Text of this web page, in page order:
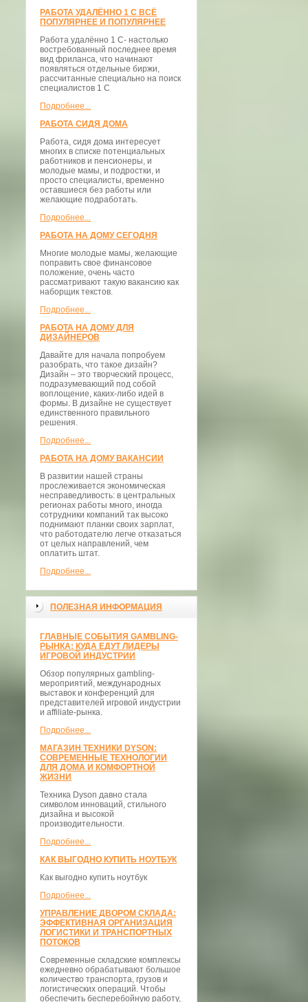
РАБОТА УДАЛЁННО 1 С ВСЁ
ПОПУЛЯРНЕЕ И ПОПУЛЯРНЕЕ
Работа удалённо 1 С- настолько
востребованный последнее время
вид фриланса, что начинают
появляться отдельные биржи,
рассчитанные специально на поиск
специалистов 1 С
Подробнее...
РАБОТА СИДЯ ДОМА
Работа, сидя дома интересует
многих в списке потенциальных
работников и пенсионеры, и
молодые мамы, и подростки, и
просто специалисты, временно
оставшиеся без работы или
желающие подработать.
Подробнее...
РАБОТА НА ДОМУ СЕГОДНЯ
Многие молодые мамы, желающие
поправить свое финансовое
положение, очень часто
рассматривают такую вакансию как
наборщик текстов.
Подробнее...
РАБОТА НА ДОМУ ДЛЯ
ДИЗАЙНЕРОВ
Давайте для начала попробуем
разобрать, что такое дизайн?
Дизайн – это творческий процесс,
подразумевающий под собой
воплощение, каких-либо идей в
формы. В дизайне не существует
единственного правильного
решения.
Подробнее...
РАБОТА НА ДОМУ ВАКАНСИИ
В развитии нашей страны
прослеживается экономическая
несправедливость: в центральных
регионах работы много, иногда
сотрудники компаний так высоко
поднимают планки своих зарплат,
что работодателю легче отказаться
от целых направлений, чем
оплатить штат.
Подробнее...
ПОЛЕЗНАЯ ИНФОРМАЦИЯ
ГЛАВНЫЕ СОБЫТИЯ GAMBLING-
РЫНКА: КУДА ЕДУТ ЛИДЕРЫ
ИГРОВОЙ ИНДУСТРИИ
Обзор популярных gambling-
мероприятий, международных
выставок и конференций для
представителей игровой индустрии
и affiliate-рынка.
Подробнее...
МАГАЗИН ТЕХНИКИ DYSON:
СОВРЕМЕННЫЕ ТЕХНОЛОГИИ
ДЛЯ ДОМА И КОМФОРТНОЙ
ЖИЗНИ
Техника Dyson давно стала
символом инноваций, стильного
дизайна и высокой
производительности.
Подробнее...
КАК ВЫГОДНО КУПИТЬ НОУТБУК
Как выгодно купить ноутбук
Подробнее...
УПРАВЛЕНИЕ ДВОРОМ СКЛАДА:
ЭФФЕКТИВНАЯ ОРГАНИЗАЦИЯ
ЛОГИСТИКИ И ТРАНСПОРТНЫХ
ПОТОКОВ
Современные складские комплексы
ежедневно обрабатывают большое
количество транспорта, грузов и
логистических операций. Чтобы
обеспечить бесперебойную работу,